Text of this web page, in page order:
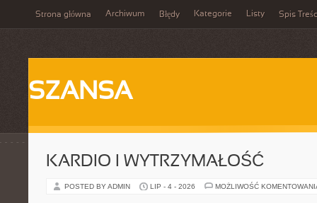
Strona główna Archiwum Błędy Kategorie Listy Spis
SZANSA
KARDIO I WYTRZYMAŁOŚĆ
POSTED BY ADMIN LIP - 4 - 2026 MOŻLIWOŚĆ